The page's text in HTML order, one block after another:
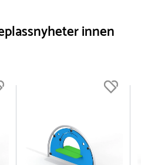
innen